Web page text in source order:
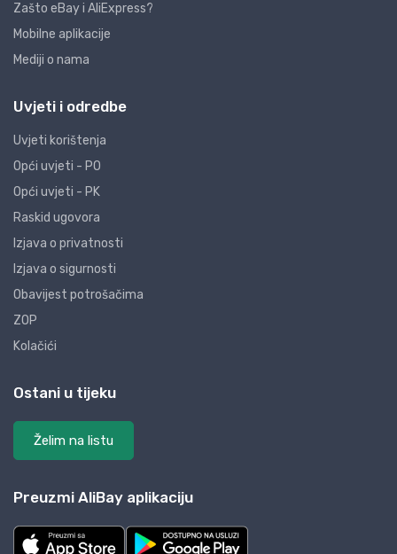
Zašto eBay i AliExpress?
Mobilne aplikacije
Mediji o nama
Uvjeti i odredbe
Uvjeti korištenja
Opći uvjeti - PO
Opći uvjeti - PK
Raskid ugovora
Izjava o privatnosti
Izjava o sigurnosti
Obavijest potrošačima
ZOP
Kolačići
Ostani u tijeku
Želim na listu
Preuzmi AliBay aplikaciju